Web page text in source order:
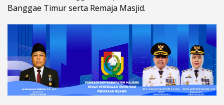
Banggae Timur serta Remaja Masjid.